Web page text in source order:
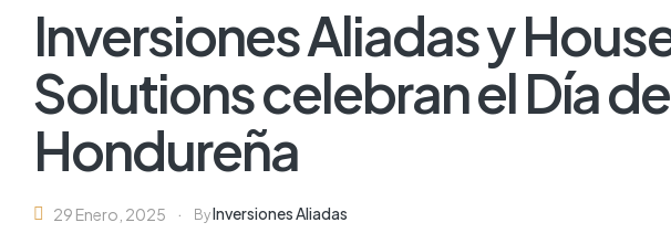
Inversiones Aliadas y
Solutions celebran el Día
Hondureña
29 Enero, 2025 ByInversiones Aliadas